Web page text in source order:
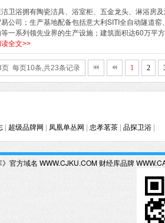
卫浴拥有陶瓷洁具、浴室柜、五金龙头、淋浴房
公司；生产基地配备包括意大利SITI全自动隧道
一系列领先业界的生产设施；建筑面积达60万平
全文>>
页 每页10条,共23条记录 1 2
超级品牌网 凤凰单丛网 忠孝茗茶 品探卫浴
》官方域名 WWW.CJKU.COM 财经库品牌